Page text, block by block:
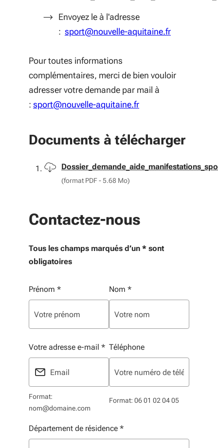
Envoyez le à l'adresse
: sport@nouvelle-aquitaine.fr
Pour toutes informations
complémentaires, merci de bien vouloir
adresser votre demande par mail à
: sport@nouvelle-aquitaine.fr
Documents à télécharger
Télécharger
(format PDF - 5.68 Mo)
Contactez-nous
Tous les champs marqués d’un * sont
obligatoires
Vos informations personnelles
Prénom * Nom *
Votre adresse e-mail *
Format:
nom@domaine.com
Téléphone
Format: 06 01 02 04 05
Département de résidence *